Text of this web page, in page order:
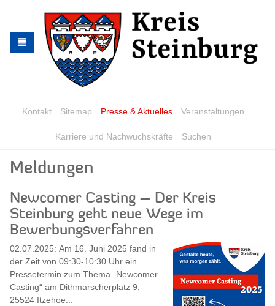
the
navigation
the
content
Kontakt Sitemap Presse & Aktuelles Veranstaltungen
Karriere und Nachwuchskräfte Suchen
Meldungen
Newcomer Casting – Der Kreis
Steinburg geht neue Wege im
Bewerbungsverfahren
02.07.2025: Am 16. Juni 2025 fand in
der Zeit von 09:30-10:30 Uhr ein
Pressetermin zum Thema „Newcomer
Casting“ am Dithmarscherplatz 9,
25524 Itzehoe...